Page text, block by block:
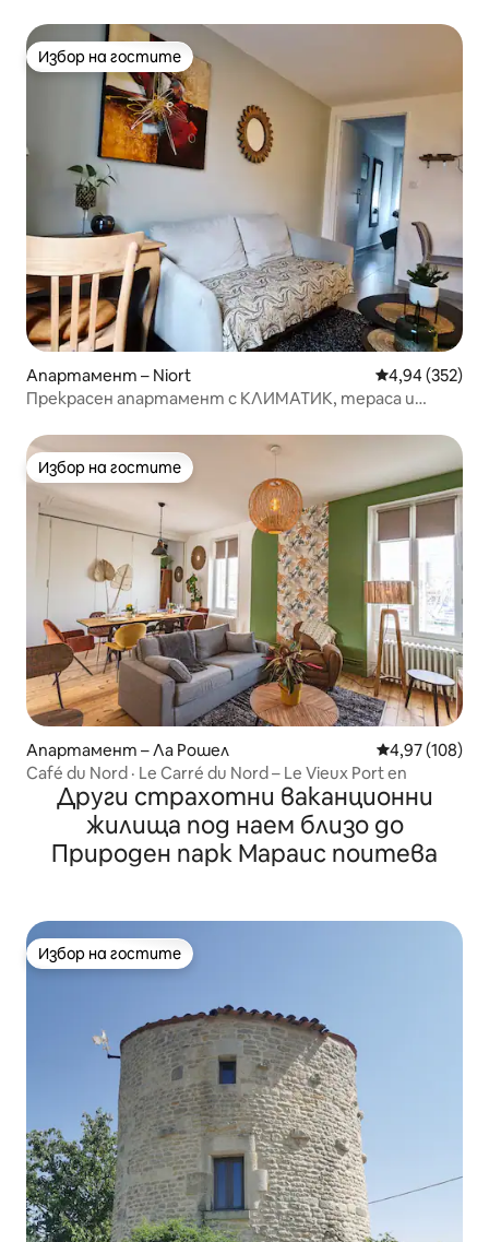
Избор на гостите
Избор на гостите
Апартамент – Niort Средна
4,94 (352)
Прекрасен апартамент с КЛИМАТИК, тераса и
Избор на гостите
Избор на гостите
Апартамент – Ла Рошел Средна
4,97 (108)
Café du Nord · Le Carré du Nord – Le Vieux Port en
Други страхотни ваканционни
жилища под наем близо до
Природен парк Мараис поитева
Избор на гостите
Избор на гостите